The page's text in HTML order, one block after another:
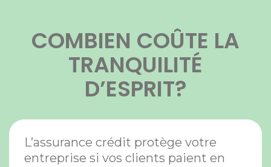
COMBIEN COÛTE LA
TRANQUILITÉ
D’ESPRIT?
L’assurance crédit protège votre
entreprise si vos clients paient en